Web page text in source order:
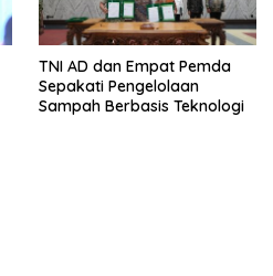
TNI AD dan Empat Pemda
Sepakati Pengelolaan
Sampah Berbasis Teknologi